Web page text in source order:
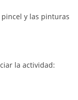
y las pinturas
la actividad: